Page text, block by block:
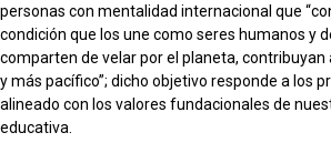
personas con mentalidad internacional que
condición que los une como seres humanos y
comparten de velar por el planeta,
y más pacífico”; dicho objetivo responde a los
alineado con los valores fundacionales de
educativa.